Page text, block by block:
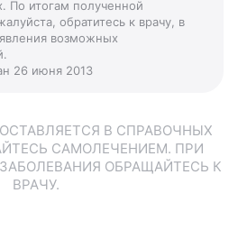
По итогам полученной
обратитесь к врачу, в
возможных
26 июня 2013
В СПРАВОЧНЫХ
САМОЛЕЧЕНИЕМ. ПРИ
ОБРАЩАЙТЕСЬ К
ВРАЧУ.